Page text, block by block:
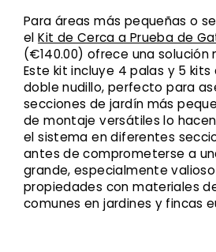
Para áreas más pequeñas o
elKit de Cerca a Prueba de
(€140.00) ofrece una solución
Este kit incluye 4 palas y 5
doble nudillo, perfecto para
secciones de jardín más
de montaje versátiles lo
el sistema en diferentes
antes de comprometerse a
grande, especialmente
propiedades con materiales
comunes en jardines y fincas